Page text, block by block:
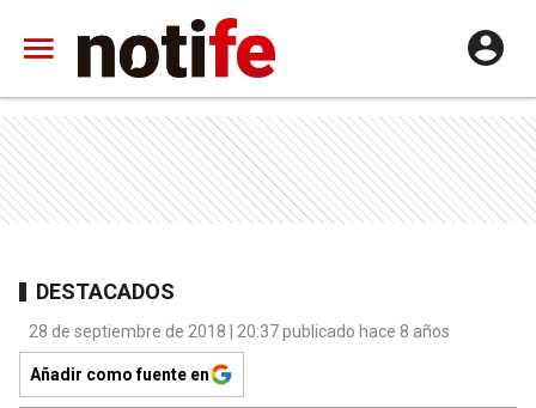
DESTACADOS
28 de septiembre de 2018 | 20:37 publicado hace 8 años
Añadir como fuente en